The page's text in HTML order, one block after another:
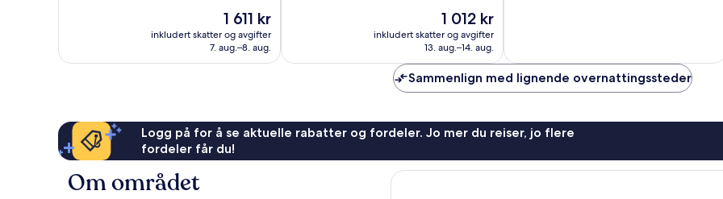
Prisen
er
1 611 kr
1 611 kr
inkludert skatter og avgifter
7. aug.–8. aug.
Prisen
er
1 012 kr
1 012 kr
inkludert skatter og avgifter
13. aug.–14. aug.
Sammenlign med lignende overnattingssteder
Logg på for å se aktuelle rabatter og fordeler. Jo mer du reiser, jo flere
fordeler får du!
Om området